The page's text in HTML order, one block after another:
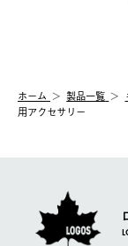
【配送業者】
佐川急便にて配送
一度お手元の商品
ホーム 製品一覧
用アクセサリー